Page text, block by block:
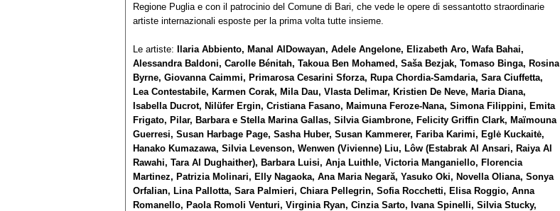
Regione Puglia e con il patrocinio del Comune di Bari, che vede le opere di sessantotto straordinarie
artiste internazionali esposte per la prima volta tutte insieme.
Le artiste: Ilaria Abbiento, Manal AlDowayan, Adele Angelone, Elizabeth Aro, Wafa Bahai,
Alessandra Baldoni, Carolle Bénitah, Takoua Ben Mohamed, Saša Bezjak, Tomaso Binga, Rosina
Byrne, Giovanna Caimmi, Primarosa Cesarini Sforza, Rupa Chordia-Samdaria, Sara Ciuffetta,
Lea Contestabile, Karmen Corak, Mila Dau, Vlasta Delimar, Kristien De Neve, Maria Diana,
Isabella Ducrot, Nilüfer Ergin, Cristiana Fasano, Maimuna Feroze-Nana, Simona Filippini, Emita
Frigato, Pilar, Barbara e Stella Marina Gallas, Silvia Giambrone, Felicity Griffin Clark, Maïmouna
Guerresi, Susan Harbage Page, Sasha Huber, Susan Kammerer, Fariba Karimi, Eglė Kuckaitė,
Hanako Kumazawa, Silvia Levenson, Wenwen (Vivienne) Liu, Lôw (Estabrak Al Ansari, Raiya Al
Rawahi, Tara Al Dughaither), Barbara Luisi, Anja Luithle, Victoria Manganiello, Florencia
Martinez, Patrizia Molinari, Elly Nagaoka, Ana Maria Negară, Yasuko Oki, Novella Oliana, Sonya
Orfalian, Lina Pallotta, Sara Palmieri, Chiara Pellegrin, Sofia Rocchetti, Elisa Roggio, Anna
Romanello, Paola Romoli Venturi, Virginia Ryan, Cinzia Sarto, Ivana Spinelli, Silvia Stucky,